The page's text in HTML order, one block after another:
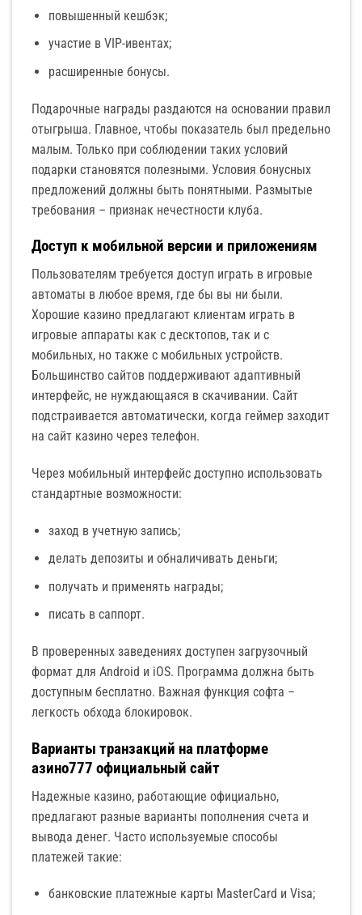
повышенный кешбэк;
участие в VIP-ивентах;
расширенные бонусы.
Подарочные награды раздаются на основании правил
отыгрыша. Главное, чтобы показатель был предельно
малым. Только при соблюдении таких условий
подарки становятся полезными. Условия бонусных
предложений должны быть понятными. Размытые
требования – признак нечестности клуба.
Доступ к мобильной версии и приложениям
Пользователям требуется доступ играть в игровые
автоматы в любое время, где бы вы ни были.
Хорошие казино предлагают клиентам играть в
игровые аппараты как с десктопов, так и с
мобильных, но также с мобильных устройств.
Большинство сайтов поддерживают адаптивный
интерфейс, не нуждающаяся в скачивании. Сайт
подстраивается автоматически, когда геймер заходит
на сайт казино через телефон.
Через мобильный интерфейс доступно использовать
стандартные возможности:
заход в учетную запись;
делать депозиты и обналичивать деньги;
получать и применять награды;
писать в саппорт.
В проверенных заведениях доступен загрузочный
формат для Android и iOS. Программа должна быть
доступным бесплатно. Важная функция софта –
легкость обхода блокировок.
Варианты транзакций на платформе
азино777 официальный сайт
Надежные казино, работающие официально,
предлагают разные варианты пополнения счета и
вывода денег. Часто используемые способы
платежей такие:
банковские платежные карты MasterCard и Visa;